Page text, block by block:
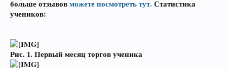
больше отзывовможете посмотреть тут. Статистика
учеников:
Рис. 1. Первый месяц торгов ученика